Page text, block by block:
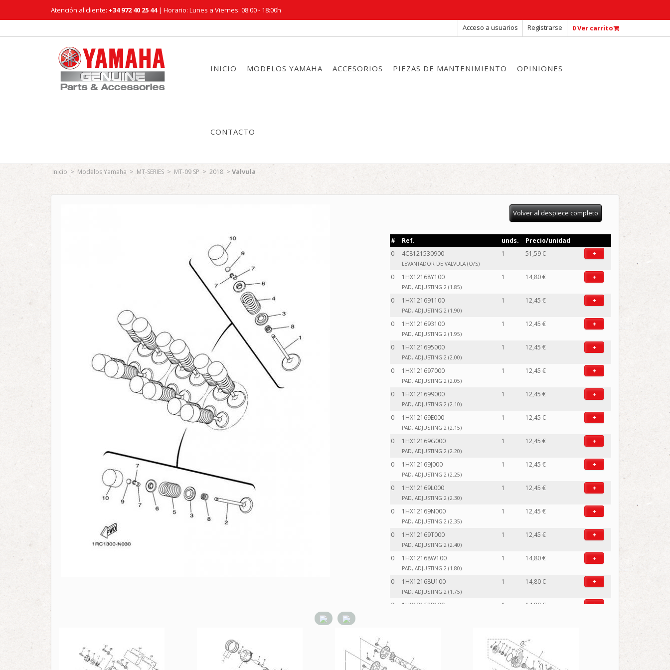
Atención al cliente: +34 972 40 25 44| Horario: Lunes a Viernes: 08:00 - 18:00h
Acceso a usuarios
Registrarse 0Ver carrito
INICIO MODELOS YAMAHA ACCESORIOS PIEZAS DE MANTENIMIENTO OPINIONES
CONTACTO
Inicio > Modelos Yamaha > MT-SERIES > MT-09 SP > 2018 > Valvula
Volver al despiece completo
# Ref. unds.
Precio/unidad
0
4C8121530900
LEVANTADOR DE VALVULA (O/S)
1 51,59 € +
0 1HX12168Y100
PAD, ADJUSTING 2 (1.85)
1 14,80 € +
0 1HX121691100
PAD, ADJUSTING 2 (1.90)
1 12,45 € +
0 1HX121693100
PAD, ADJUSTING 2 (1.95)
1 12,45 € +
0 1HX121695000
PAD, ADJUSTING 2 (2.00)
1 12,45 € +
0 1HX121697000
PAD, ADJUSTING 2 (2.05)
1 12,45 € +
0 1HX121699000
PAD, ADJUSTING 2 (2.10)
1 12,45 € +
0 1HX12169E000
PAD, ADJUSTING 2 (2.15)
1 12,45 € +
0 1HX12169G000
PAD, ADJUSTING 2 (2.20)
1 12,45 € +
0 1HX12169J000
PAD, ADJUSTING 2 (2.25)
1 12,45 € +
0 1HX12169L000
PAD, ADJUSTING 2 (2.30)
1 12,45 € +
0 1HX12169N000
PAD, ADJUSTING 2 (2.35)
1 12,45 € +
0 1HX12169T000
PAD, ADJUSTING 2 (2.40)
1 12,45 € +
0 1HX12168W100
PAD, ADJUSTING 2 (1.80)
1 14,80 € +
0 1HX12168U100
PAD, ADJUSTING 2 (1.75)
1 14,80 € +
0 1HX12168R100 1 14,80 € +
0
PAD, ADJUSTING 2 (1.60)
1 14,80 €